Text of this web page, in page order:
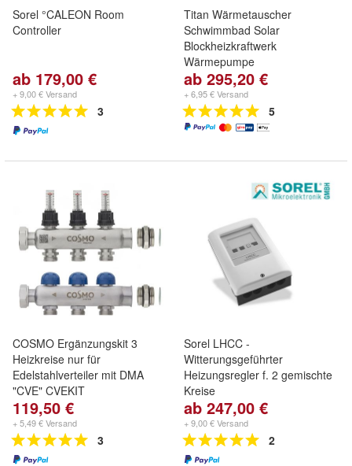
Sorel °CALEON Room
Controller
ab 179,00 €
+ 9,00 € Versand
3
Titan Wärmetauscher
Schwimmbad Solar
Blockheizkraftwerk
Wärmepumpe
ab 295,20 €
+ 6,95 € Versand
5
COSMO Ergänzungskit 3
Heizkreise nur für
Edelstahlverteiler mit DMA
"CVE" CVEKIT
119,50 €
+ 5,49 € Versand
3
Sorel LHCC -
Witterungsgeführter
Heizungsregler f. 2 gemischte
Kreise
ab 247,00 €
+ 9,00 € Versand
2